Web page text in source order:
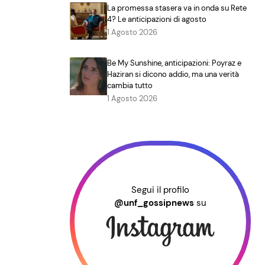
La promessa stasera va in onda su Rete
4? Le anticipazioni di agosto
1 Agosto 2026
Be My Sunshine, anticipazioni: Poyraz e
Haziran si dicono addio, ma una verità
cambia tutto
1 Agosto 2026
Segui il profilo
@unf_gossipnews su